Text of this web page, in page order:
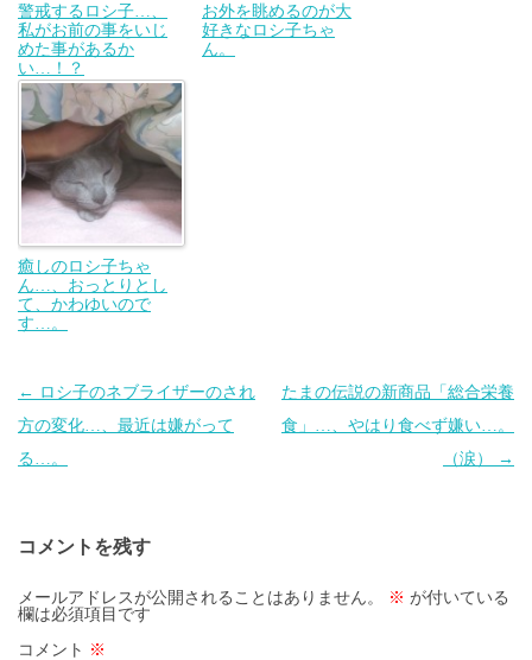
警戒するロシ子…、
私がお前の事をいじ
めた事があるか
い…！？
お外を眺めるのが大
好きなロシ子ちゃ
ん。
癒しのロシ子ちゃ
ん…、おっとりとし
て、かわゆいので
す…。
投
稿
ナ
ー
シ
ョ
← ロシ子のネブライザーのされ
方の変化…、最近は嫌がって
る…。
たまの伝説の新商品「総合栄養
食」…、やはり食べず嫌い…。
（涙）
→
コメントを残す
メールアドレスが公開されることはありません。 ※ が付いている
欄は必須項目です
コメント ※